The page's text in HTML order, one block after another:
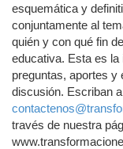
esquemática y
conjuntamente al
quién y con qué fin
educativa. Esta es
preguntas, aportes y
discusión. Escriban a
través de nuestra